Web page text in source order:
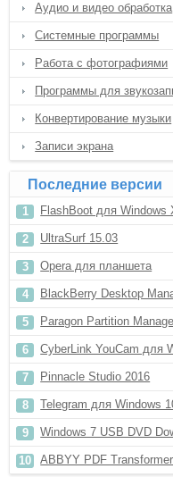
Аудио и видео обработка
Системные программы
Работа с фотографиями
Программы для
Конвертирование музыки
Записи экрана
Последние версии
FlashBoot для Windows
UltraSurf 15.03
Opera для планшета
BlackBerry Desktop
Paragon Partition
CyberLink YouCam для
Pinnacle Studio 2016
Telegram для Windows
Windows 7 USB DVD
ABBYY PDF